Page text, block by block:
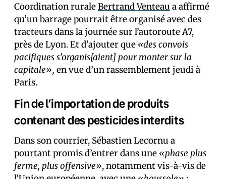
Coordination ruraleBertrand Venteau a affirmé
qu’un barrage pourrait être organisé avec des
tracteurs dans la journée sur l’autoroute A7,
près de Lyon. Et d’ajouter que «des convois
pacifiques s’organis[aient] pour monter sur la
capitale», en vue d’un rassemblement jeudi à
Paris.
Fin de l’importation de produits
contenant des pesticides interdits
Dans son courrier, Sébastien Lecornu a
pourtant promis d’entrer dans une «phase plus
ferme, plus offensive», notamment vis-à-vis de